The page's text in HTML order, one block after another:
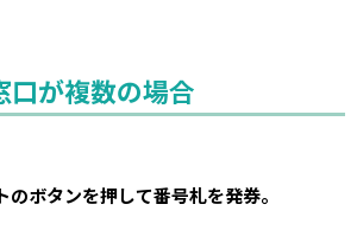
口が複数の場合
のボタンを押して番号札を発券。